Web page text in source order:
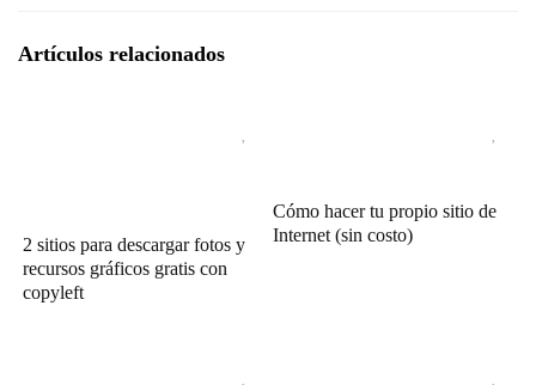
Artículos relacionados
2 sitios para descargar fotos y
recursos gráficos gratis con
copyleft
Cómo hacer tu propio sitio de
Internet (sin costo)